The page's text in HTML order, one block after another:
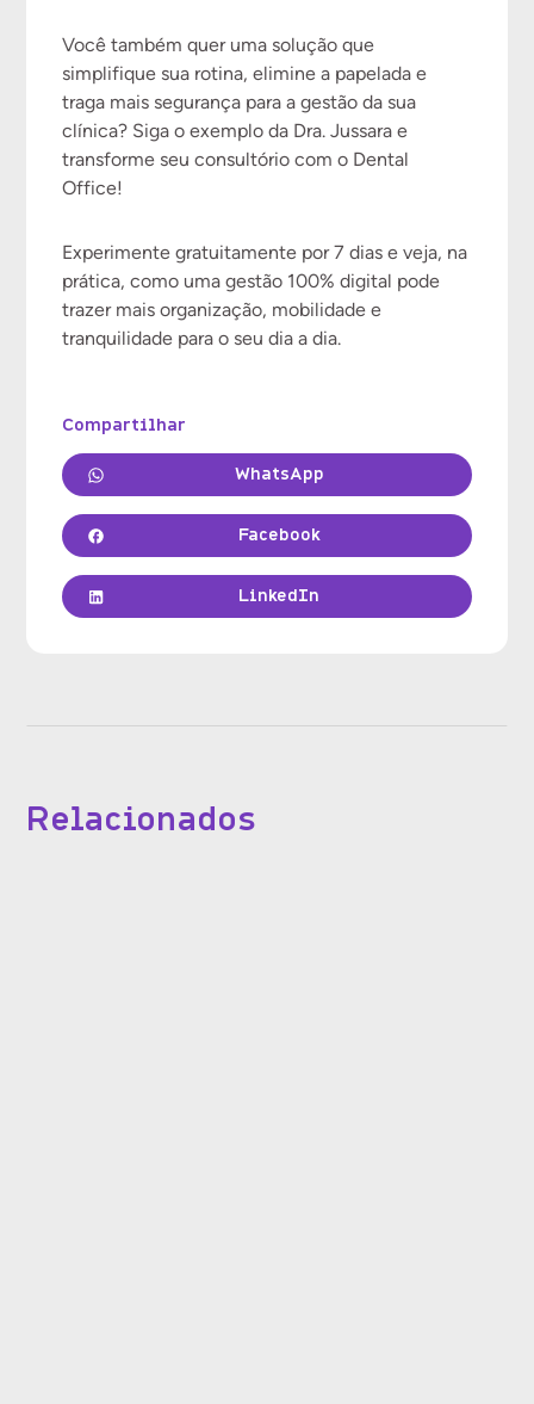
Você também quer uma solução que
simplifique sua rotina, elimine a papelada e
traga mais segurança para a gestão da sua
clínica? Siga o exemplo da Dra. Jussara e
transforme seu consultório com o Dental
Office!
Experimente gratuitamente por 7 dias e veja, na
prática, como uma gestão 100% digital pode
trazer mais organização, mobilidade e
tranquilidade para o seu dia a dia.
Compartilhar
WhatsApp
Facebook
LinkedIn
Relacionados